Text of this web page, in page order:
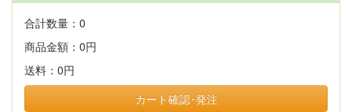
合計数量： 0
商品金額： 0円
送料： 0円
カート確認･発注